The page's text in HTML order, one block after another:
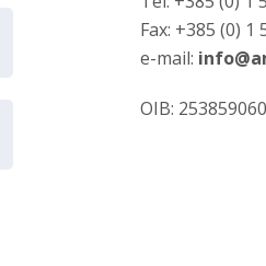
Fax: +385 (0) 1
e-mail:
OIB: